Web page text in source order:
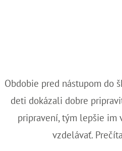
Obdobie pred nástupom do
deti dokázali dobre
pripravení, tým lepšie im
vzdelávať.